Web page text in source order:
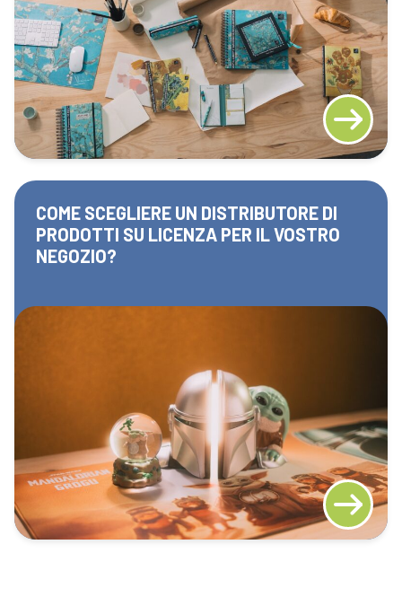
COME SCEGLIERE UN DISTRIBUTORE DI
PRODOTTI SU LICENZA PER IL VOSTRO
NEGOZIO?